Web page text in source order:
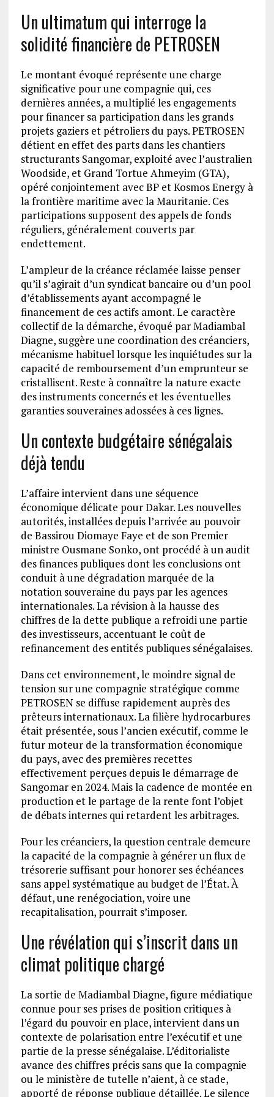
Un ultimatum qui interroge la
solidité financière de PETROSEN
Le montant évoqué représente une charge
significative pour une compagnie qui, ces
dernières années, a multiplié les engagements
pour financer sa participation dans les grands
projets gaziers et pétroliers du pays. PETROSEN
détient en effet des parts dans les chantiers
structurants Sangomar, exploité avec l’australien
Woodside, et Grand Tortue Ahmeyim (GTA),
opéré conjointement avec BP et Kosmos Energy à
la frontière maritime avec la Mauritanie. Ces
participations supposent des appels de fonds
réguliers, généralement couverts par
endettement.
L’ampleur de la créance réclamée laisse penser
qu’il s’agirait d’un syndicat bancaire ou d’un pool
d’établissements ayant accompagné le
financement de ces actifs amont. Le caractère
collectif de la démarche, évoqué par Madiambal
Diagne, suggère une coordination des créanciers,
mécanisme habituel lorsque les inquiétudes sur la
capacité de remboursement d’un emprunteur se
cristallisent. Reste à connaître la nature exacte
des instruments concernés et les éventuelles
garanties souveraines adossées à ces lignes.
Un contexte budgétaire sénégalais
déjà tendu
L’affaire intervient dans une séquence
économique délicate pour Dakar. Les nouvelles
autorités, installées depuis l’arrivée au pouvoir
de Bassirou Diomaye Faye et de son Premier
ministre Ousmane Sonko, ont procédé à un audit
des finances publiques dont les conclusions ont
conduit à une dégradation marquée de la
notation souveraine du pays par les agences
internationales. La révision à la hausse des
chiffres de la dette publique a refroidi une partie
des investisseurs, accentuant le coût de
refinancement des entités publiques sénégalaises.
Dans cet environnement, le moindre signal de
tension sur une compagnie stratégique comme
PETROSEN se diffuse rapidement auprès des
prêteurs internationaux. La filière hydrocarbures
était présentée, sous l’ancien exécutif, comme le
futur moteur de la transformation économique
du pays, avec des premières recettes
effectivement perçues depuis le démarrage de
Sangomar en 2024. Mais la cadence de montée en
production et le partage de la rente font l’objet
de débats internes qui retardent les arbitrages.
Pour les créanciers, la question centrale demeure
la capacité de la compagnie à générer un flux de
trésorerie suffisant pour honorer ses échéances
sans appel systématique au budget de l’État. À
défaut, une renégociation, voire une
recapitalisation, pourrait s’imposer.
Une révélation qui s’inscrit dans un
climat politique chargé
La sortie de Madiambal Diagne, figure médiatique
connue pour ses prises de position critiques à
l’égard du pouvoir en place, intervient dans un
contexte de polarisation entre l’exécutif et une
partie de la presse sénégalaise. L’éditorialiste
avance des chiffres précis sans que la compagnie
ou le ministère de tutelle n’aient, à ce stade,
apporté de réponse publique détaillée. Le silence